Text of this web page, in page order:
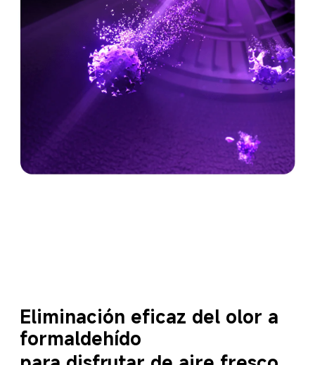
Eliminación eficaz del olor a
formaldehído